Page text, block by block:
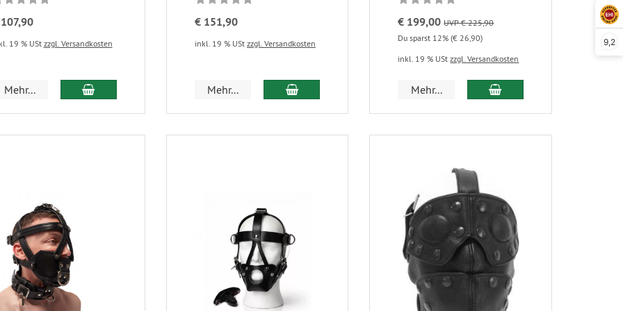
9,2
19 % USt zzgl. Versandkosten
Mehr...
€ 151,90
inkl. 19 % USt zzgl. Versandkosten
Mehr...
€ 199,00 UVP € 225,90
Du sparst 12% (€ 26,90)
inkl. 19 % UStzzgl. Versandkosten
Mehr...